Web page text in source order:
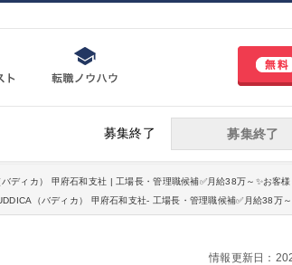
募集終了
募集終了
ディカ） 甲府石和支社 | 工場長・管理職候補✅月給38万～✨お客
（バディカ） 甲府石和支社- 工場長・管理職候補✅月給38万
情報更新日：